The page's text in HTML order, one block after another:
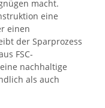
macht.
eine
einen
der Sparprozess
FSC-
nachhaltige
als auch